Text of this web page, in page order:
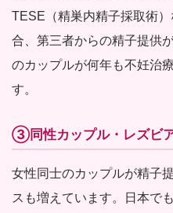
TESE（精巣内精子採取術
合、第三者からの精子提供
のカップルが何年も不妊治
す。
③同性カップル・レズビ
女性同士のカップルが精子
スも増えています。日本で